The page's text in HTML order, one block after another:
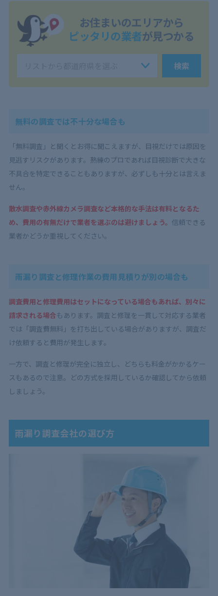
お住まいのエリアから
ピッタリの業者が見つかる
検索
無料の調査では不十分な場合も
「無料調査」と聞くとお得に聞こえますが、目視だけでは原因を
見逃すリスクがあります。熟練のプロであれば目視診断で大きな
不具合を特定できることもありますが、必ずしも十分とは言えま
せん。
散水調査や赤外線カメラ調査など本格的な手法は有料となるた
め、費用の有無だけで業者を選ぶのは避けましょう。 信頼できる
業者かどうか重視してください。
雨漏り調査と修理作業の費用見積りが別の場合も
調査費用と修理費用はセットになっている場合もあれば、別々に
請求される場合もあります。調査と修理を一貫して対応する業者
では「調査費無料」を打ち出している場合がありますが、調査だ
け依頼すると費用が発生します。
一方で、調査と修理が完全に独立し、どちらも料金がかかるケー
スもあるので注意。どの方式を採用しているか確認してから依頼
しましょう。
雨漏り調査会社の選び方